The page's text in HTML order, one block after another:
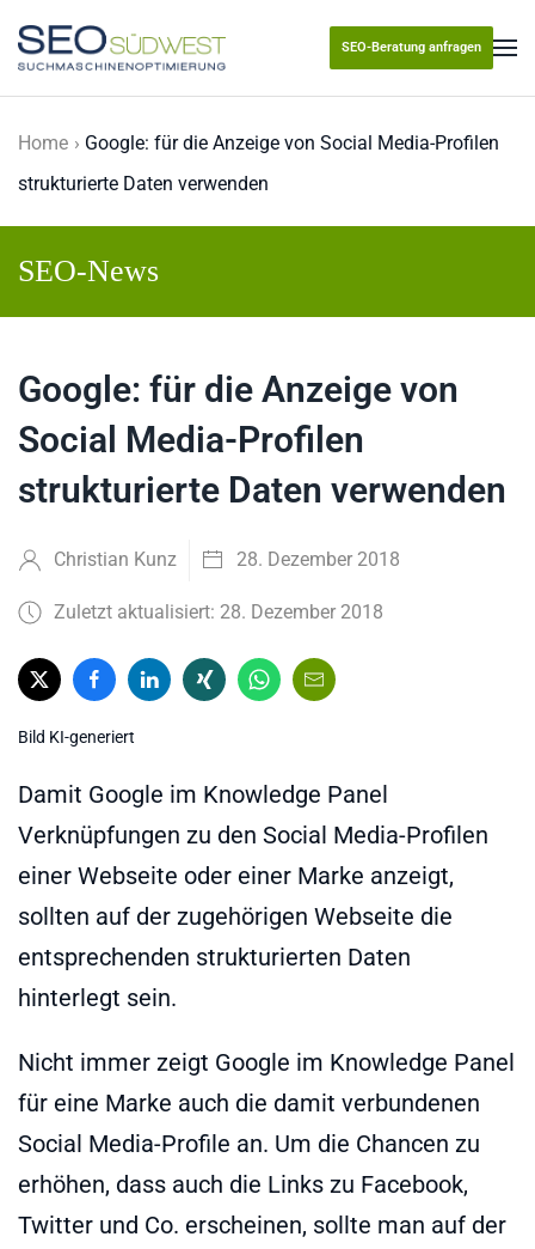
Skip to main content
SEO-Beratung anfragen
Home
Google: für die Anzeige von Social Media-Profilen
strukturierte Daten verwenden
SEO-News
Google: für die Anzeige von
Social Media-Profilen
strukturierte Daten verwenden
Christian Kunz 28. Dezember 2018
Zuletzt aktualisiert: 28. Dezember 2018
Bild KI-generiert
Damit Google im Knowledge Panel
Verknüpfungen zu den Social Media-Profilen
einer Webseite oder einer Marke anzeigt,
sollten auf der zugehörigen Webseite die
entsprechenden strukturierten Daten
hinterlegt sein.
Nicht immer zeigt Google im Knowledge Panel
für eine Marke auch die damit verbundenen
Social Media-Profile an. Um die Chancen zu
erhöhen, dass auch die Links zu Facebook,
Twitter und Co. erscheinen, sollte man auf der